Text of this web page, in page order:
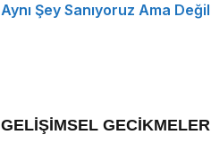
Aynı Şey Sanıyoruz Ama
GELİŞİMSEL